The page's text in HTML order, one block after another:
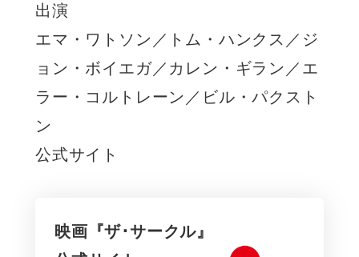
出演
エマ・ワトソン／トム・ハンクス／ジ
ョン・ボイエガ／カレン・ギラン／エ
ラー・コルトレーン／ビル・パクスト
ン
公式サイト
映画『ザ･サークル』